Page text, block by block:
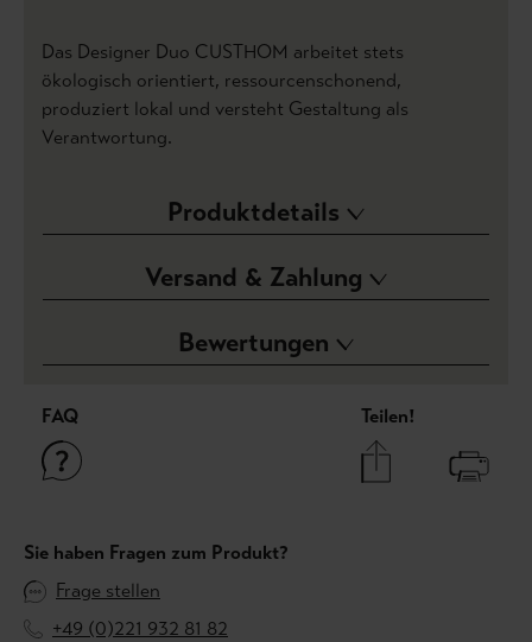
Das Designer Duo CUSTHOM arbeitet stets
ökologisch orientiert, ressourcenschonend,
produziert lokal und versteht Gestaltung als
Verantwortung.
Produktdetails
Versand & Zahlung
Bewertungen
FAQ Teilen!
Sie haben Fragen zum Produkt?
Frage stellen
+49 (0)221 932 81 82